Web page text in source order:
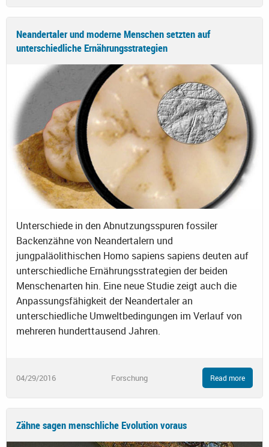
Neandertaler und moderne Menschen setzten auf
unterschiedliche Ernährungsstrategien
Unterschiede in den Abnutzungsspuren fossiler
Backenzähne von Neandertalern und
jungpaläolithischen Homo sapiens sapiens deuten auf
unterschiedliche Ernährungsstrategien der beiden
Menschenarten hin. Eine neue Studie zeigt auch die
Anpassungsfähigkeit der Neandertaler an
unterschiedliche Umweltbedingungen im Verlauf von
mehreren hunderttausend Jahren.
04/29/2016 Forschung Read more
Zähne sagen menschliche Evolution voraus